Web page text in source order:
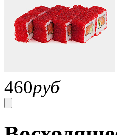
460руб